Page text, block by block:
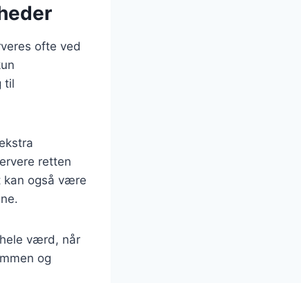
ofte ved
til
retten
kan også være
værd, når
og